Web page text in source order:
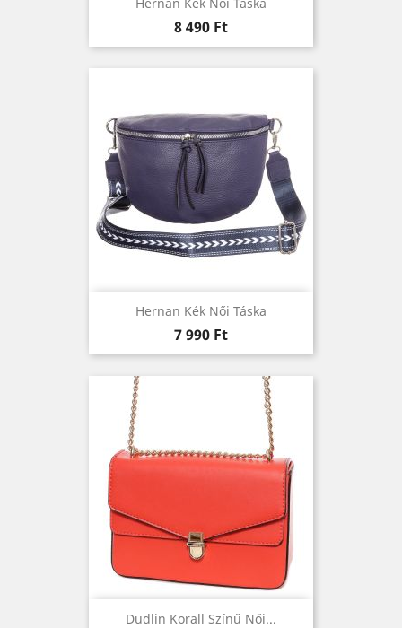
Ár
8 490 Ft
Hernan Kék Női Táska
Ár
7 990 Ft
Dudlin Korall Színű Női...